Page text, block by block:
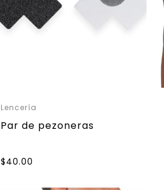
Lencería
Par de pezoneras
$40.00